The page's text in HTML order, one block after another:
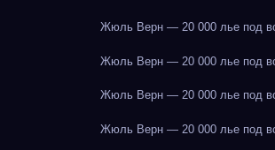
Жюль Верн — 20 000 лье под
Жюль Верн — 20 000 лье под
Жюль Верн — 20 000 лье под
Жюль Верн — 20 000 лье под